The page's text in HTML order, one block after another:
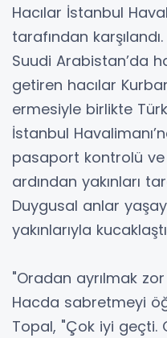
Hacılar İstanbul
tarafından karşılandı.
Suudi Arabistan’da
getiren hacılar
ermesiyle birlikte
İstanbul
pasaport kontrolü
ardından yakınları
Duygusal anlar
yakınlarıyla
"Oradan ayrılmak
Hacda sabretmeyi
Topal, "Çok iyi geçti.